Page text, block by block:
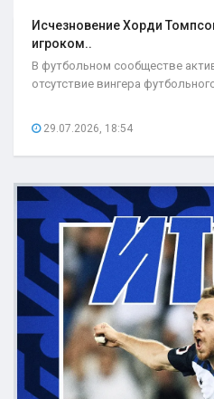
Исчезновение Хорди
игроком..
В футбольном сообществе
отсутствие вингера
29.07.2026, 18:54